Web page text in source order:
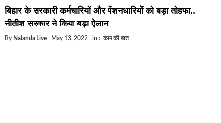
बिहार में एक और सिक्स लेन की मंजूरी.. जानिए किन-किन
क्रिकेटर ईशान किशन की शादी फिक्स, गर्लफ्रेंड से होगी
बिहार के सरकारी कर्मचारियों और पेंशनधारियों को बड़ा तोहफा..
नीतीश सरकार ने किया बड़ा ऐलान
By Nalanda Live May 13, 2022 in : काम की बात